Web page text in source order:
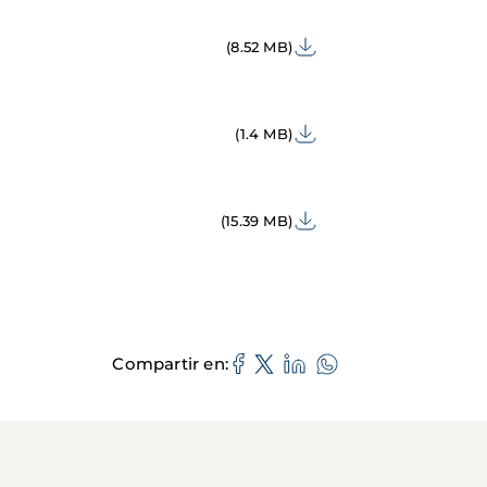
(8.52 MB)
(1.4 MB)
(15.39 MB)
Compartir en